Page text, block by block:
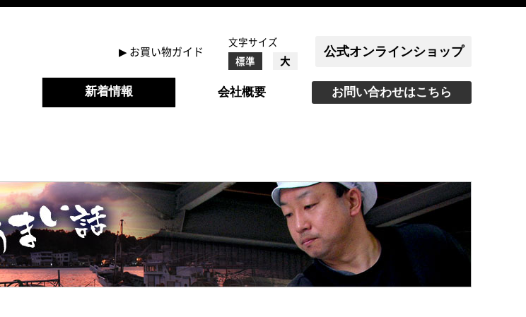
▶お買い物ガイド
文字サイズ
標準
大
公式オンラインショップ
新着情報 会社概要 お問い合わせはこちら